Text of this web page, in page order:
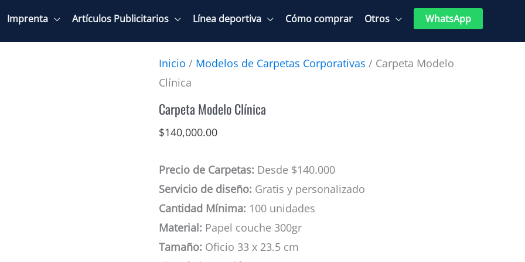
Imprenta Artículos Publicitarios Línea deportiva Cómo comprar Otros WhatsApp
Inicio / Modelos de Carpetas Corporativas / Carpeta Modelo
Clínica
Carpeta Modelo Clínica
$140,000.00
Precio de Carpetas: Desde $140.000
Servicio de diseño: Gratis y personalizado
Cantidad Mínima: 100 unidades
Material: Papel couche 300gr
Tamaño: Oficio 33 x 23.5 cm